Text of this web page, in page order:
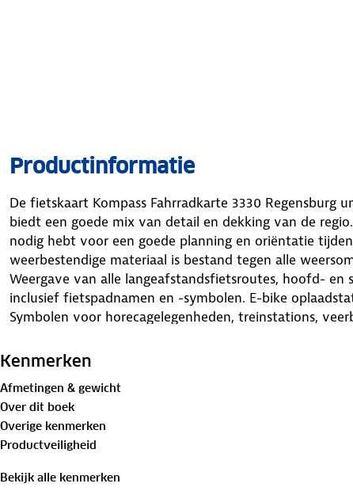
Productinformatie
De fietskaart Kompass Fahrradkarte 3330 Regensburg
biedt een goede mix van detail en dekking van de
nodig hebt voor een goede planning en oriëntatie
weerbestendige materiaal is bestand tegen alle
Weergave van alle langeafstandsfietsroutes, hoofd- en
inclusief fietspadnamen en -symbolen. E-bike
Symbolen voor horecagelegenheden, treinstations,
één oogopslag weer. GPS-gegevens: Het
Kenmerken
Afmetingen & gewicht
Over dit boek
Overige kenmerken
Productveiligheid
Bekijk alle kenmerken